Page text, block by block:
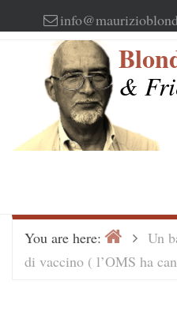
to
&
You are here: HomeUn
di vaccino ( l’OMS ha